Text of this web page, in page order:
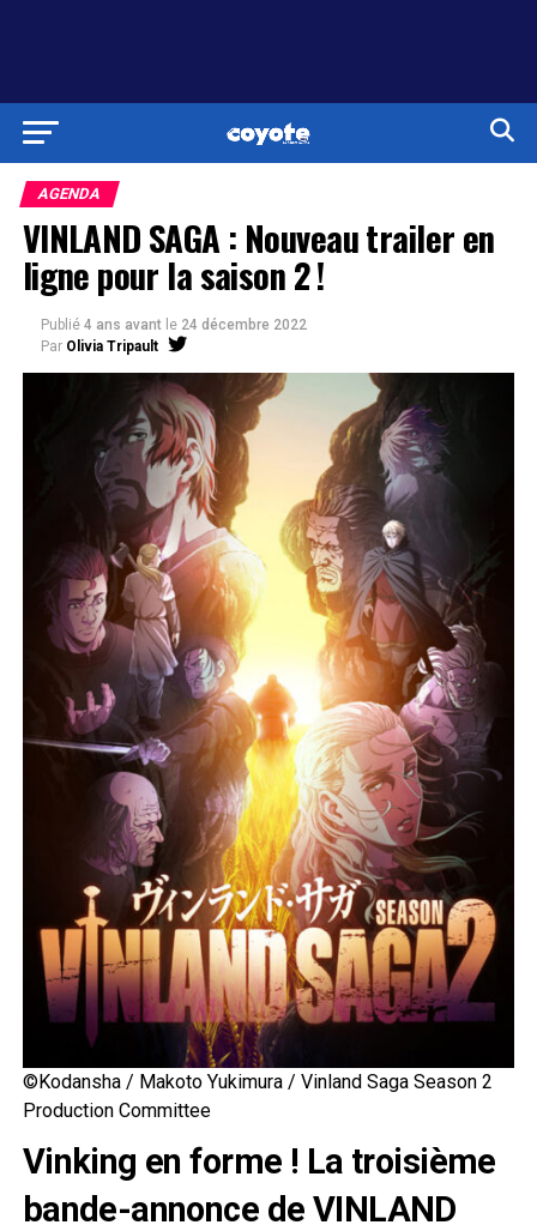
AGENDA
VINLAND SAGA : Nouveau trailer en
ligne pour la saison 2 !
Publié 4 ans avant le 24 décembre 2022
Par Olivia Tripault
©Kodansha / Makoto Yukimura / Vinland Saga Season 2
Production Committee
Vinking en forme ! La troisième
bande-annonce de VINLAND